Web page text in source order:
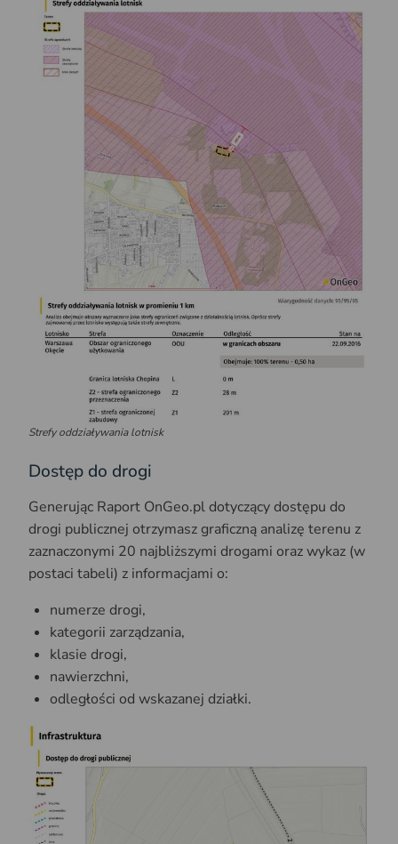
Strefy oddziaływania lotnisk
Dostęp do drogi
Generując Raport OnGeo.pl dotyczący dostępu do
drogi publicznej otrzymasz graficzną analizę terenu z
zaznaczonymi 20 najbliższymi drogami oraz wykaz (w
postaci tabeli) z informacjami o:
numerze drogi,
kategorii zarządzania,
klasie drogi,
nawierzchni,
odległości od wskazanej działki.